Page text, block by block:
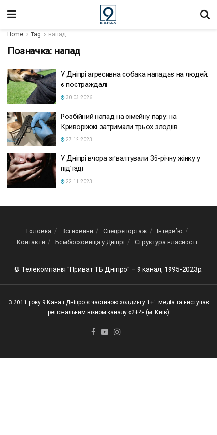
Home Tag напад
Позначка: напад
У Дніпрі агресивна собака нападає на людей:
є постраждалі
30.03.2026
Розбійний напад на сімейну пару: на
Криворіжжі затримали трьох злодіїв
27.12.2023
У Дніпрі вчора зґвалтували 36-річну жінку у
під’їзді
22.11.2023
Головна Всі новини Спецрепортаж
Інтерв’ю
Контакти
Бомбосховища у Дніпрі Структура власності
© Телекомпанія "Приват ТБ Дніпро" – 9 канал, 1995-2023р.
З 2011 року 9 Канал Дніпро є частиною холдингу 1+1 медіа та виступає
регіональним вікном каналу «2+2» (м. Київ)